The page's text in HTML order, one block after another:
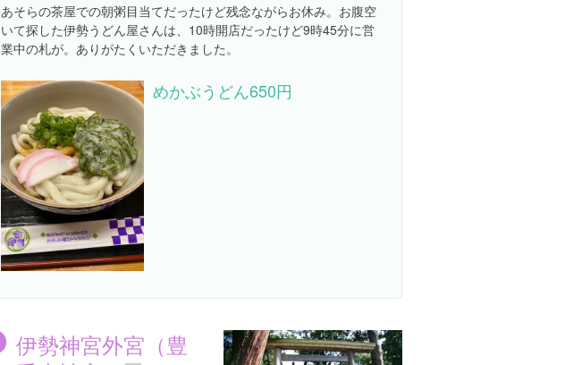
あそらの茶屋での朝粥目当てだったけど残念ながらお休み。お腹空
いて探した伊勢うどん屋さんは、10時開店だったけど9時45分に営
業中の札が。ありがたくいただきました。
めかぶうどん650円
伊勢神宮外宮（豊